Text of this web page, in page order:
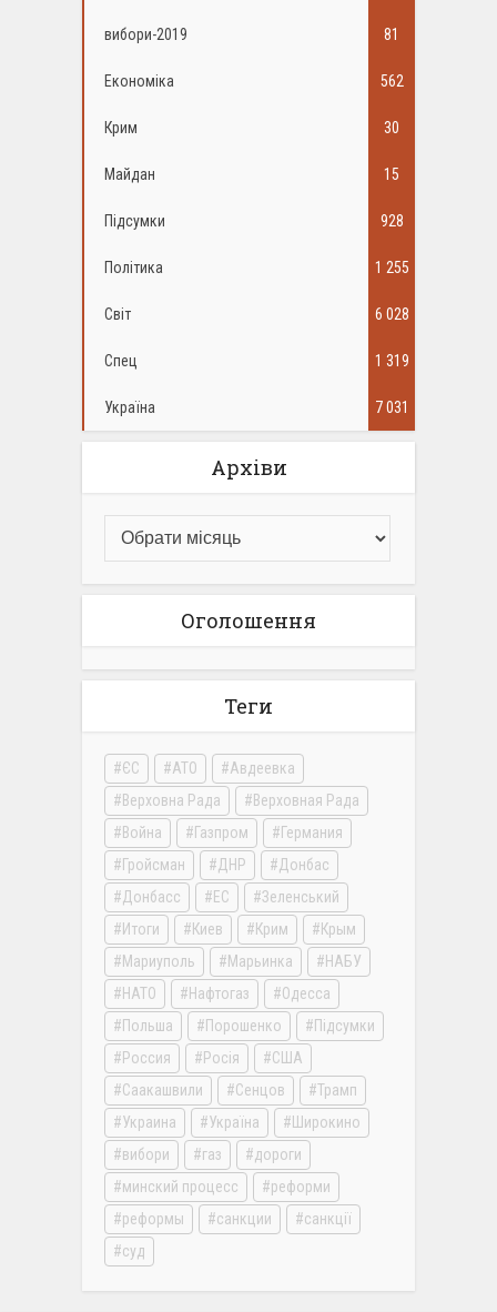
вибори-2019 81
Економіка 562
Крим 30
Майдан 15
Підсумки 928
Політика 1 255
Світ 6 028
Спец 1 319
Україна 7 031
Архіви
Оголошення
Теги
ЄС АТО
Авдеевка
Верховна Рада
Верховная Рада
Война
Газпром
Германия
Гройсман
ДНР
Донбас
Донбасс
ЕС
Зеленський
Итоги
Киев Крим
Крым
Мариуполь
Марьинка
НАБУ
НАТО
Нафтогаз
Одесса
Польша
Порошенко
Підсумки
Россия
Росія
США
Саакашвили
Сенцов
Трамп
Украина
Україна
Широкино
вибори
газ
дороги
минский процесс
реформи
реформы
санкции
санкції
суд